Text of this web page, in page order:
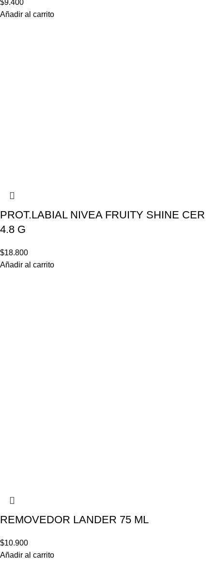
$9.400
Añadir al carrito
PROT.LABIAL NIVEA FRUITY SHINE CER
4.8 G
$18.800
Añadir al carrito
REMOVEDOR LANDER 75 ML
$10.900
Añadir al carrito